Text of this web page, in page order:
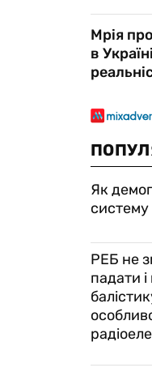
Мрія
в
Як
систему
РЕБ не
падати